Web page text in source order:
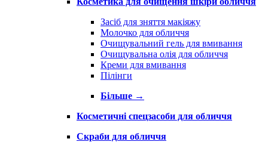
Засіб для зняття макіяжу
Молочко для обличчя
Очищувальний гель для вмивання
Очищувальна олія для обличчя
Креми для вмивання
Пілінги
Більше →
Косметичні спецзасоби для обличчя
Скраби для обличчя